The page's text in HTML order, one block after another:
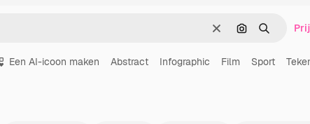
WissenZoeken op
Zoeken
Een AI-icoon maken Abstract Infographic Film Sport